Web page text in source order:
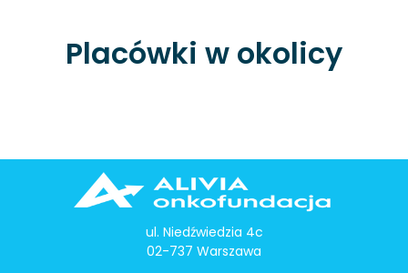
Placówki w okolicy
ul. Niedźwiedzia 4c
02-737 Warszawa